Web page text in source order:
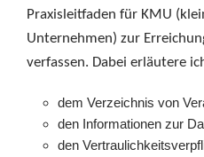
Praxisleitfaden für KMU
Unternehmen) zur
verfassen. Dabei erläutere
dem Verzeichnis von
den Informationen zur
den